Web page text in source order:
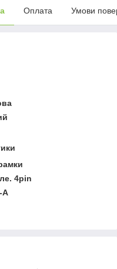
Оплата Умови
4pin
A